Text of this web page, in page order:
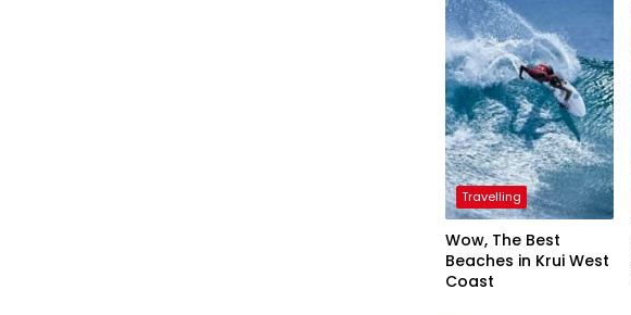
Travelling
Wow, The Best
Beaches in Krui West
Coast